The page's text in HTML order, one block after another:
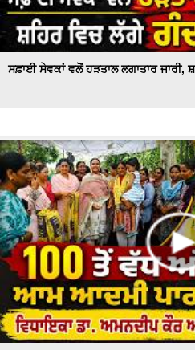
ਸਫ਼ਾਈ ਸੇਵਕਾਂ ਵਲੋਂ ਹੜਤਾਲ ਲਗਾਤਾਰ ਜਾਰੀ,